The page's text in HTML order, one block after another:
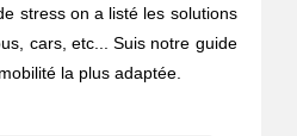
stress on a listé les solutions
cars, etc... Suis notre guide
la plus adaptée.